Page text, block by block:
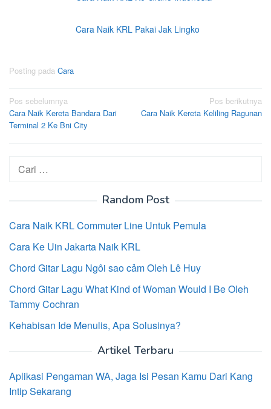
Cara Naik KRL Pakai Jak Lingko
Posting pada Cara
Navigasi
pos
Pos sebelumnya
Cara Naik Kereta Bandara Dari
Terminal 2 Ke Bni City
Pos berikutnya
Cara Naik Kereta Keliling Ragunan
Cari
Random Post
Cara Naik KRL Commuter Line Untuk Pemula
Cara Ke Uin Jakarta Naik KRL
Chord Gitar Lagu Ngôi sao cảm Oleh Lê Huy
Chord Gitar Lagu What Kind of Woman Would I Be Oleh
Tammy Cochran
Kehabisan Ide Menulis, Apa Solusinya?
Artikel Terbaru
Aplikasi Pengaman WA, Jaga Isi Pesan Kamu Dari Kang
Intip Sekarang